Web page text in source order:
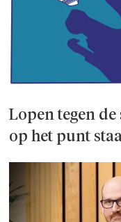
Lopen tegen
op het punt